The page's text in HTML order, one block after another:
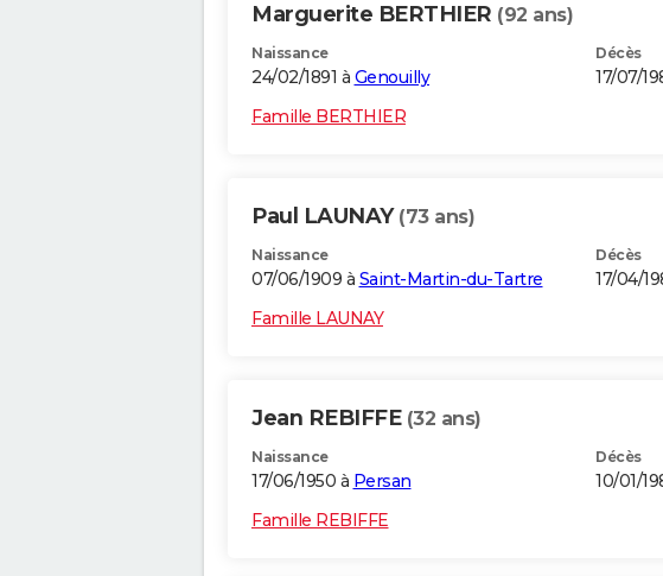
Marguerite BERTHIER (92 ans)
Naissance
24/02/1891 à Genouilly
Décès
17/07/
Famille BERTHIER
Paul LAUNAY (73 ans)
Naissance
07/06/1909 à Saint-Martin-du-Tartre
Décès
17/04/
Famille LAUNAY
Jean REBIFFE (32 ans)
Naissance
17/06/1950 à Persan
Décès
10/01/
Famille REBIFFE